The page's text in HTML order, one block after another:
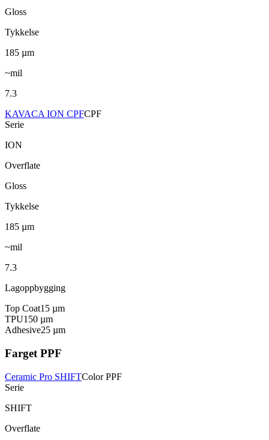
Gloss
Tykkelse
185 µm
~mil
7.3
KAVACA ION CPFCPF
Serie
ION
Overflate
Gloss
Tykkelse
185 µm
~mil
7.3
Lagoppbygging
Top Coat15 µm
TPU150 µm
Adhesive25 µm
Farget PPF
Ceramic Pro SHIFTColor PPF
Serie
SHIFT
Overflate